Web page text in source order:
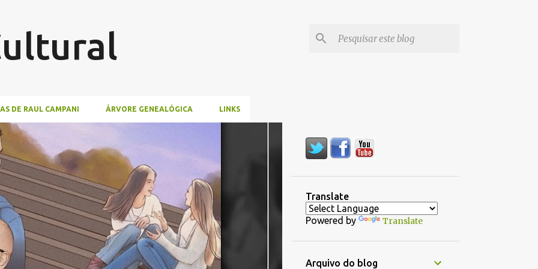
DE RAUL CAMPANI ÁRVORE GENEALÓGICA LINKS
Translate
Powered by Translate
Arquivo do blog